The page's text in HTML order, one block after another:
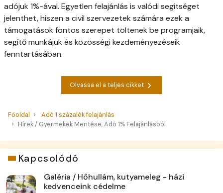
adójuk 1%-ával. Egyetlen felajánlás is valódi segítséget
jelenthet, hiszen a civil szervezetek számára ezek a
támogatások fontos szerepet töltenek be programjaik,
segítő munkájuk és közösségi kezdeményezéseik
fenntartásában.
Olvassa el a teljes cikket
Főoldal
Adó 1 százalék felajánlás
Hírek / Gyermekek Mentése, Adó 1% Felajánlásból
Kapcsolódó
Galéria / Hőhullám, kutyameleg - házi
kedvenceink cédelme